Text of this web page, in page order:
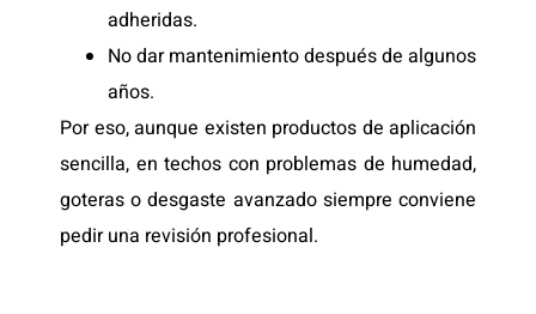
adheridas.
No dar mantenimiento después de algunos
años.
Por eso, aunque existen productos de aplicación
sencilla, en techos con problemas de humedad,
goteras o desgaste avanzado siempre conviene
pedir una revisión profesional.